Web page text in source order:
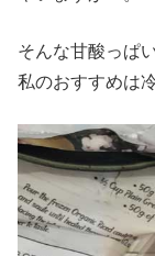
そんな甘酸っぱ
私のおすすめは